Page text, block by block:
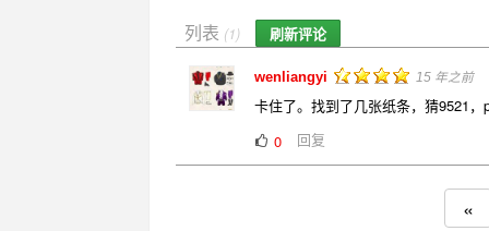
列表 (1) 刷新评论
wenliangyi 15 年之前
卡住了。找到了几张纸条，猜9521
0
回复
«